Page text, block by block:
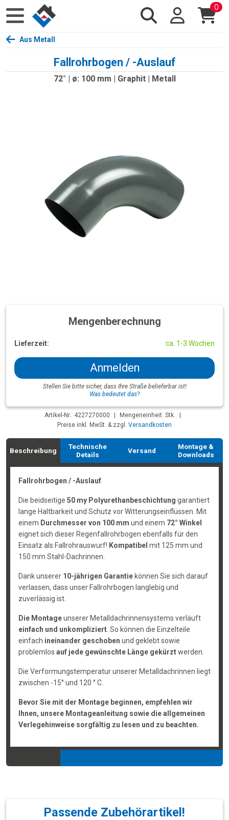
0
Aus Metall
Fallrohrbogen / -Auslauf
72° | ø: 100 mm | Graphit | Metall
Mengenberechnung
Lieferzeit: ca. 1-3 Wochen
Anmelden
Stellen Sie bitte sicher, dass Ihre Straße belieferbar ist!
Was bedeutet das?
Artikel-Nr.: 4227270000 Mengeneinheit: Stk.
Preise inkl. MwSt. & zzgl. Versandkosten
Beschreibung
Technische
Details
Versand
Montage &
Downloads
Fallrohrbogen / -Auslauf
Die beidseitige 50 my Polyurethanbeschichtung garantiert
lange Haltbarkeit und Schutz vor Witterungseinflüssen. Mit
einem Durchmesser von 100 mm und einem 72° Winkel
eignet sich dieser Regenfallrohrbogen ebenfalls für den
Einsatz als Fallrohrauswurf! Kompatibel mit 125 mm und
150 mm Stahl-Dachrinnen.
Dank unserer 10-jährigen Garantiekönnen Sie sich darauf
verlassen, dass unser Fallrohrbogen langlebig und
zuverlässig ist.
Die Montageunserer Metalldachrinnensystems verläuft
einfach und unkompliziert. So können die Einzelteile
einfach ineinander geschoben und geklebt sowie
problemlos auf jede gewünschte Länge gekürztwerden.
Die Verformungstemperatur unserer Metalldachrinnen liegt
zwischen -15° und 120 ° C.
Bevor Sie mit der Montage beginnen, empfehlen wir
Ihnen, unsere Montageanleitung sowie die allgemeinen
Verlegehinweise sorgfältig zu lesen und zu beachten.
Passende Zubehörartikel!